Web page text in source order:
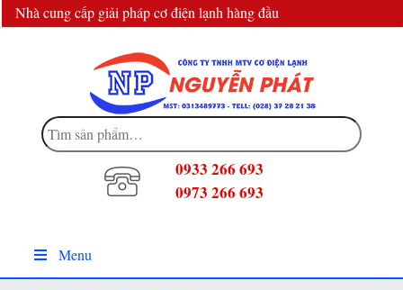
Nhà cung cấp giải pháp cơ điện lạnh hàng đầu
Tìm
kiếm:
0933 266 693
0973 266 693
Menu